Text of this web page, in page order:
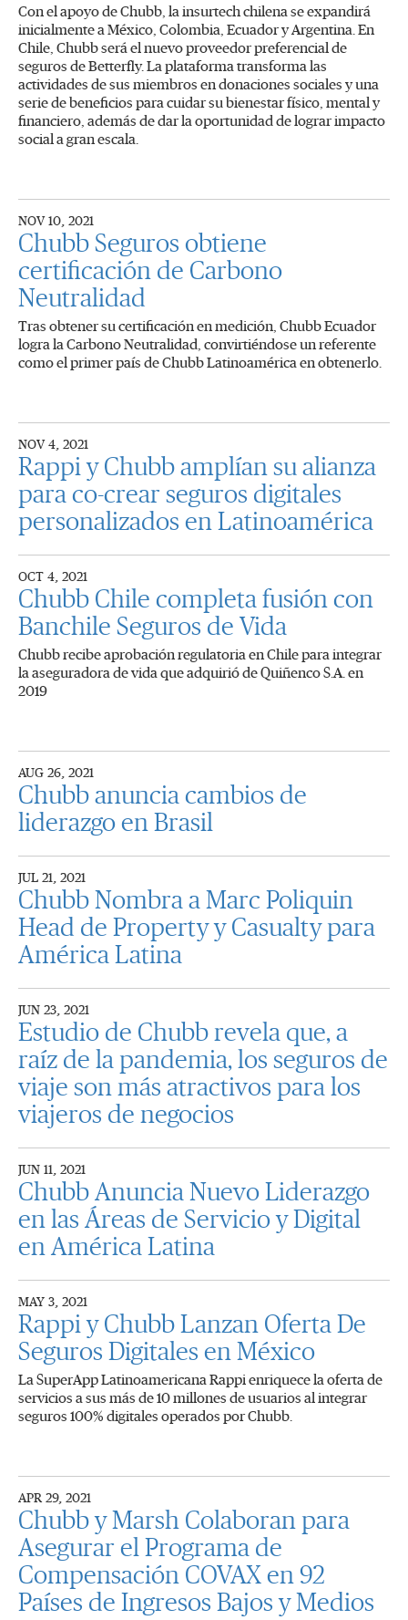
Con el apoyo de Chubb, la insurtech chilena se expandirá
inicialmente a México, Colombia, Ecuador y Argentina. En
Chile, Chubb será el nuevo proveedor preferencial de
seguros de Betterfly. La plataforma transforma las
actividades de sus miembros en donaciones sociales y una
serie de beneficios para cuidar su bienestar físico, mental y
financiero, además de dar la oportunidad de lograr impacto
social a gran escala.
NOV 10, 2021
Chubb Seguros obtiene
certificación de Carbono
Neutralidad
Tras obtener su certificación en medición, Chubb Ecuador
logra la Carbono Neutralidad, convirtiéndose un referente
como el primer país de Chubb Latinoamérica en obtenerlo.
NOV 4, 2021
Rappi y Chubb amplían su alianza
para co-crear seguros digitales
personalizados en Latinoamérica
OCT 4, 2021
Chubb Chile completa fusión con
Banchile Seguros de Vida
Chubb recibe aprobación regulatoria en Chile para integrar
la aseguradora de vida que adquirió de Quiñenco S.A. en
2019
AUG 26, 2021
Chubb anuncia cambios de
liderazgo en Brasil
JUL 21, 2021
Chubb Nombra a Marc Poliquin
Head de Property y Casualty para
América Latina
JUN 23, 2021
Estudio de Chubb revela que, a
raíz de la pandemia, los seguros de
viaje son más atractivos para los
viajeros de negocios
JUN 11, 2021
Chubb Anuncia Nuevo Liderazgo
en las Áreas de Servicio y Digital
en América Latina
MAY 3, 2021
Rappi y Chubb Lanzan Oferta De
Seguros Digitales en México
La SuperApp Latinoamericana Rappi enriquece la oferta de
servicios a sus más de 10 millones de usuarios al integrar
seguros 100% digitales operados por Chubb.
APR 29, 2021
Chubb y Marsh Colaboran para
Asegurar el Programa de
Compensación COVAX en 92
Países de Ingresos Bajos y Medios